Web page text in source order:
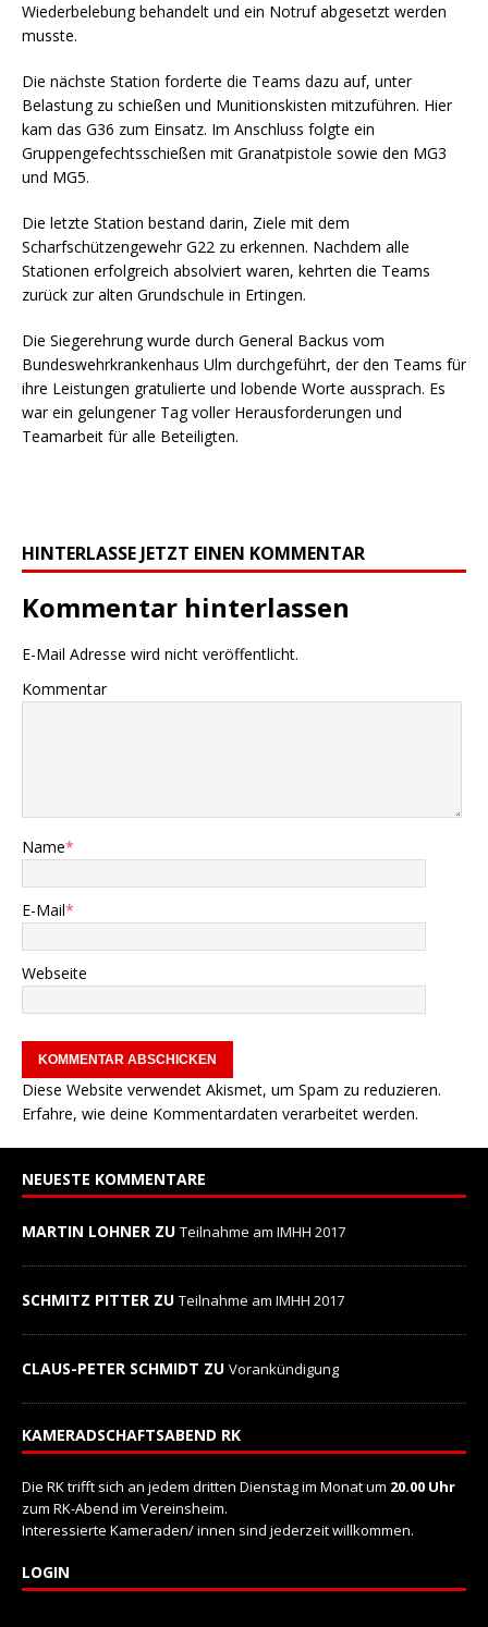
Wiederbelebung behandelt und ein Notruf abgesetzt werden
musste.
Die nächste Station forderte die Teams dazu auf, unter
Belastung zu schießen und Munitionskisten mitzuführen. Hier
kam das G36 zum Einsatz. Im Anschluss folgte ein
Gruppengefechtsschießen mit Granatpistole sowie den MG3
und MG5.
Die letzte Station bestand darin, Ziele mit dem
Scharfschützengewehr G22 zu erkennen. Nachdem alle
Stationen erfolgreich absolviert waren, kehrten die Teams
zurück zur alten Grundschule in Ertingen.
Die Siegerehrung wurde durch General Backus vom
Bundeswehrkrankenhaus Ulm durchgeführt, der den Teams für
ihre Leistungen gratulierte und lobende Worte aussprach. Es
war ein gelungener Tag voller Herausforderungen und
Teamarbeit für alle Beteiligten.
HINTERLASSE JETZT EINEN KOMMENTAR
Kommentar hinterlassen
E-Mail Adresse wird nicht veröffentlicht.
Kommentar
Name*
E-Mail*
Webseite
Diese Website verwendet Akismet, um Spam zu reduzieren.
Erfahre, wie deine Kommentardaten verarbeitet werden.
NEUESTE KOMMENTARE
MARTIN LOHNER ZU Teilnahme am IMHH 2017
SCHMITZ PITTER ZU Teilnahme am IMHH 2017
CLAUS-PETER SCHMIDT ZU Vorankündigung
KAMERADSCHAFTSABEND RK
Die RK trifft sich an jedem dritten Dienstag im Monat um 20.00 Uhr
zum RK-Abend im Vereinsheim.
Interessierte Kameraden/ innen sind jederzeit willkommen.
LOGIN